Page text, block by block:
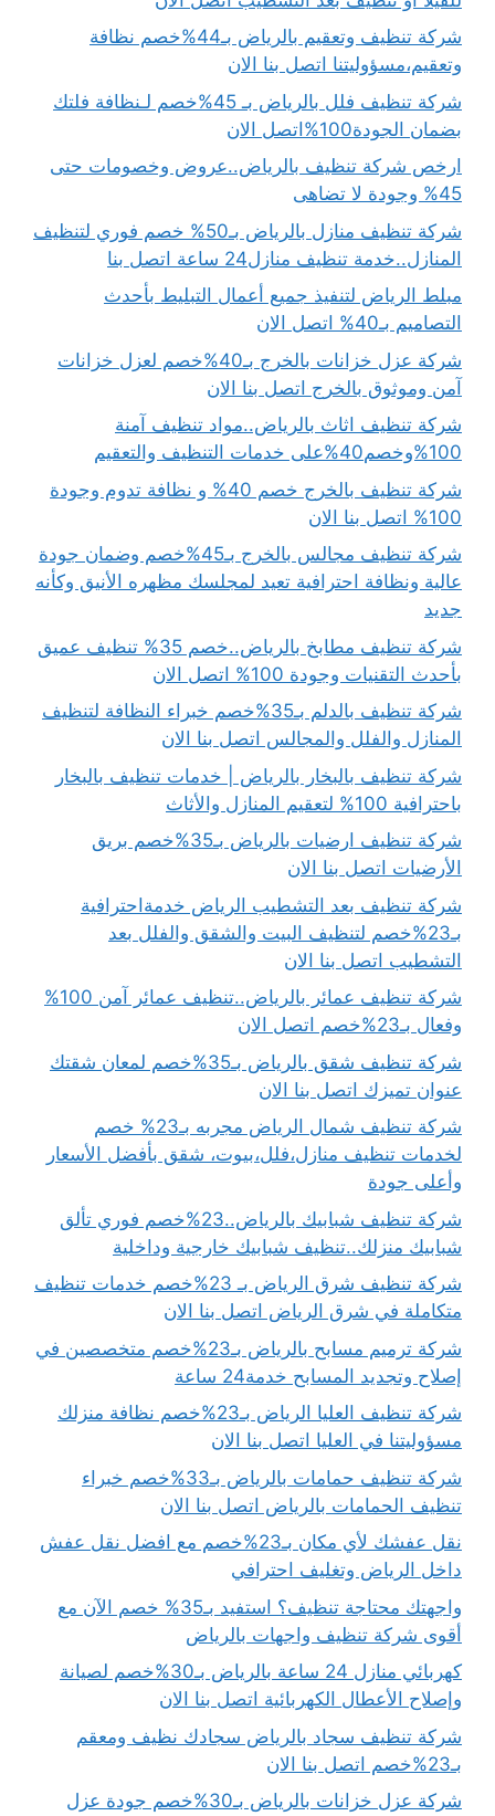
شركة تنظيف وتعقيم بالرياض بـ44%خصم نظافة
وتعقيم،مسؤوليتنا اتصل بنا الان
شركة تنظيف فلل بالرياض بـ 45%خصم لـنظافة فلتك
بضمان الجودة100%اتصل الان
ارخص شركة تنظيف بالرياض..عروض وخصومات حتى
45% وجودة لا تضاهى
شركة تنظيف منازل بالرياض بـ50% خصم فوري لتنظيف
المنازل..خدمة تنظيف منازل24 ساعة اتصل بنا
مبلط الرياض لتنفيذ جميع أعمال التبليط بأحدث
التصاميم بـ40% اتصل الان
شركة عزل خزانات بالخرج بـ40%خصم لعزل خزانات
آمن وموثوق بالخرج اتصل بنا الان
شركة تنظيف اثاث بالرياض..مواد تنظيف آمنة
100%وخصم40%على خدمات التنظيف والتعقيم
شركة تنظيف بالخرج خصم 40% و نظافة تدوم وجودة
100% اتصل بنا الان
شركة تنظيف مجالس بالخرج بـ45%خصم وضمان جودة
عالية ونظافة احترافية تعيد لمجلسك مظهره الأنيق وكأنه
جديد
شركة تنظيف مطابخ بالرياض..خصم 35% تنظيف عميق
بأحدث التقنيات وجودة 100% اتصل الان
شركة تنظيف بالدلم بـ35%خصم خبراء النظافة لتنظيف
المنازل والفلل والمجالس اتصل بنا الان
شركة تنظيف بالبخار بالرياض | خدمات تنظيف بالبخار
باحترافية 100% لتعقيم المنازل والأثاث
شركة تنظيف ارضيات بالرياض بـ35%خصم بريق
الأرضيات اتصل بنا الان
شركة تنظيف بعد التشطيب الرياض خدمةاحترافية
بـ23%خصم لتنظيف البيت والشقق والفلل بعد
التشطيب اتصل بنا الان
شركة تنظيف عمائر بالرياض..تنظيف عمائر آمن 100%
وفعال بـ23%خصم اتصل الان
شركة تنظيف شقق بالرياض بـ35%خصم لمعان شقتك
عنوان تميزك اتصل بنا الان
شركة تنظيف شمال الرياض مجربه بـ23% خصم
لخدمات تنظيف منازل،فلل،بيوت، شقق بأفضل الأسعار
وأعلى جودة
شركة تنظيف شبابيك بالرياض..23%خصم فوري تألق
شبابيك منزلك..تنظيف شبابيك خارجية وداخلية
شركة تنظيف شرق الرياض بـ 23%خصم خدمات تنظيف
متكاملة في شرق الرياض اتصل بنا الان
شركة ترميم مسابح بالرياض بـ23%خصم متخصصين في
إصلاح وتجديد المسابح خدمة24 ساعة
شركة تنظيف العليا الرياض بـ23%خصم نظافة منزلك
مسؤوليتنا في العليا اتصل بنا الان
شركة تنظيف حمامات بالرياض بـ33%خصم خبراء
تنظيف الحمامات بالرياض اتصل بنا الان
نقل عفشك لأي مكان بـ23%خصم مع افضل نقل عفش
داخل الرياض وتغليف احترافي
واجهتك محتاجة تنظيف؟ استفيد بـ35% خصم الآن مع
أقوى شركة تنظيف واجهات بالرياض
كهربائي منازل 24 ساعة بالرياض بـ30%خصم لصيانة
وإصلاح الأعطال الكهربائية اتصل بنا الان
شركة تنظيف سجاد بالرياض سجادك نظيف ومعقم
بـ23%خصم اتصل بنا الان
شركة عزل خزانات بالرياض بـ30%خصم جودة عزل